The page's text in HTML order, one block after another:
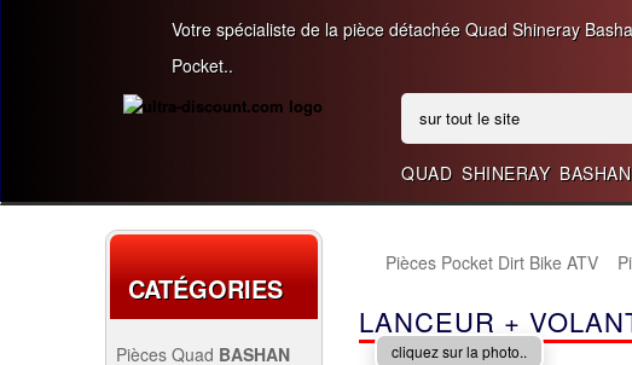
Votre spécialiste de la pièce détachée Quad Shineray
Pocket..
QUAD SHINERAY BASHAN
CATÉGORIES
Pièces Quad BASHAN
Pièces Pocket Dirt Bike ATV
LANCEUR +
cliquez sur la photo..